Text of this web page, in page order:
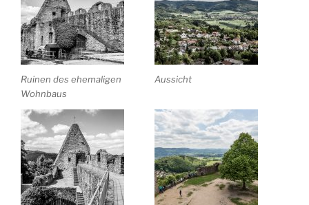
Ruinen des ehemaligen
Wohnbaus
Aussicht